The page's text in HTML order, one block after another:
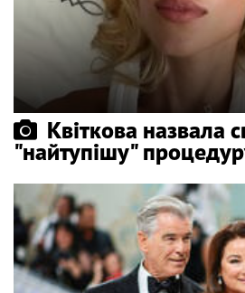
Квіткова назвала
"найтупішу"